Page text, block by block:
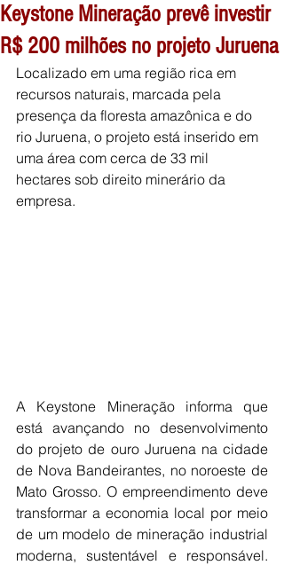
Keystone Mineração prevê investir
R$ 200 milhões no projeto Juruena
Localizado em uma região rica em
recursos naturais, marcada pela
presença da floresta amazônica e do
rio Juruena, o projeto está inserido em
uma área com cerca de 33 mil
hectares sob direito minerário da
empresa.
A Keystone Mineração informa que
está avançando no desenvolvimento
do projeto de ouro Juruena na cidade
de Nova Bandeirantes, no noroeste de
Mato Grosso. O empreendimento deve
transformar a economia local por meio
de um modelo de mineração industrial
moderna, sustentável e responsável.